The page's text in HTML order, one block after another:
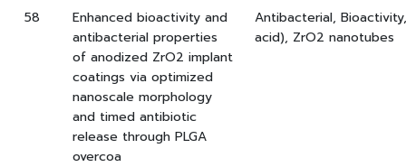
58
Enhanced bioactivity and
antibacterial properties
of anodized ZrO2 implant
coatings via optimized
nanoscale morphology
and timed antibiotic
release through PLGA
overcoa
Antibacterial,
acid), ZrO2 nanotubes